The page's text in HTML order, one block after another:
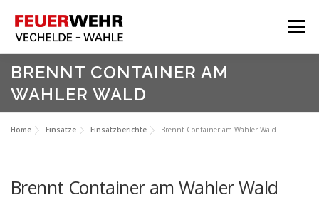
Inhalt
springen
Menü
HOME
Aktuelles
Über Uns
Meine Feuerwehr
BRENNT CONTAINER AM
WAHLER WALD
Home Einsätze Einsatzberichte Brennt Container am Wahler Wald
Brennt Container am Wahler Wald